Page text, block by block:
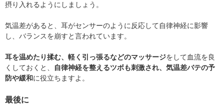
摂り入れるようにしましょう。
気温差があると、耳がセンサーのように反応して自律神経に影響
し、バランスを崩すと言われています。
耳を温めたり揉む、軽く引っ張るなどのマッサージをして血流を良
くしておくと、
自律神経を整えるツボも刺激され、気温差バテの予
防や緩和に役立ちますよ。
最後に